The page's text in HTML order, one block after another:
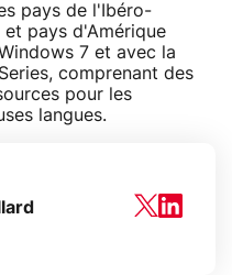
pays de l'Ibéro-
et pays d'Amérique
7 et avec la
comprenant des
pour les
langues.